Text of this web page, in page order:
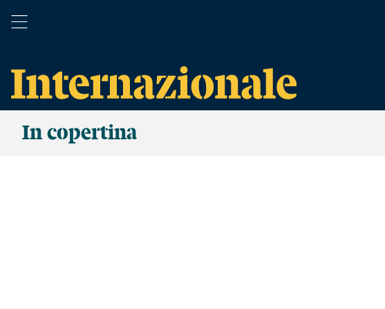
In copertina